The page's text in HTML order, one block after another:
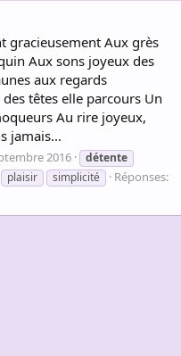
gracieusement Aux grès
Aux sons joyeux des
aux regards
têtes elle parcours Un
Au rire joyeux,
jamais...
2016
détente
plaisir simplicité
Réponses: